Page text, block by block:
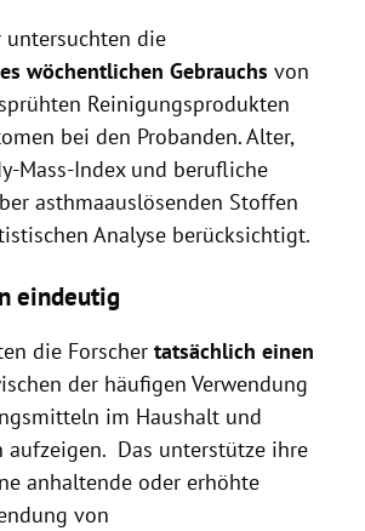
untersuchten die
wöchentlichen Gebrauchs von
Reinigungsprodukten
bei den Probanden. Alter,
Mass-Index und berufliche
asthmaauslösenden Stoffen
Analyse berücksichtigt.
eindeutig
die Forscher tatsächlich einen
der häufigen Verwendung
im Haushalt und
aufzeigen. Das unterstütze ihre
anhaltende oder erhöhte
von